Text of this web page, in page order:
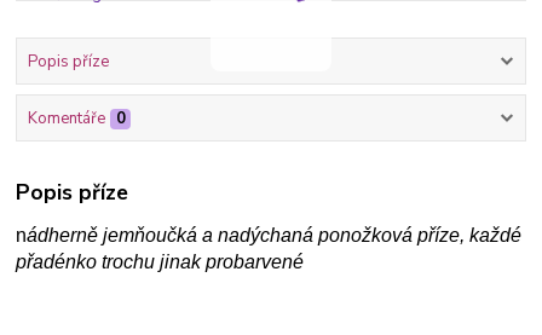
Popis příze
Komentáře 0
Popis příze
nádherně jemňoučká a nadýchaná ponožková příze, každé
přadénko trochu jinak probarvené